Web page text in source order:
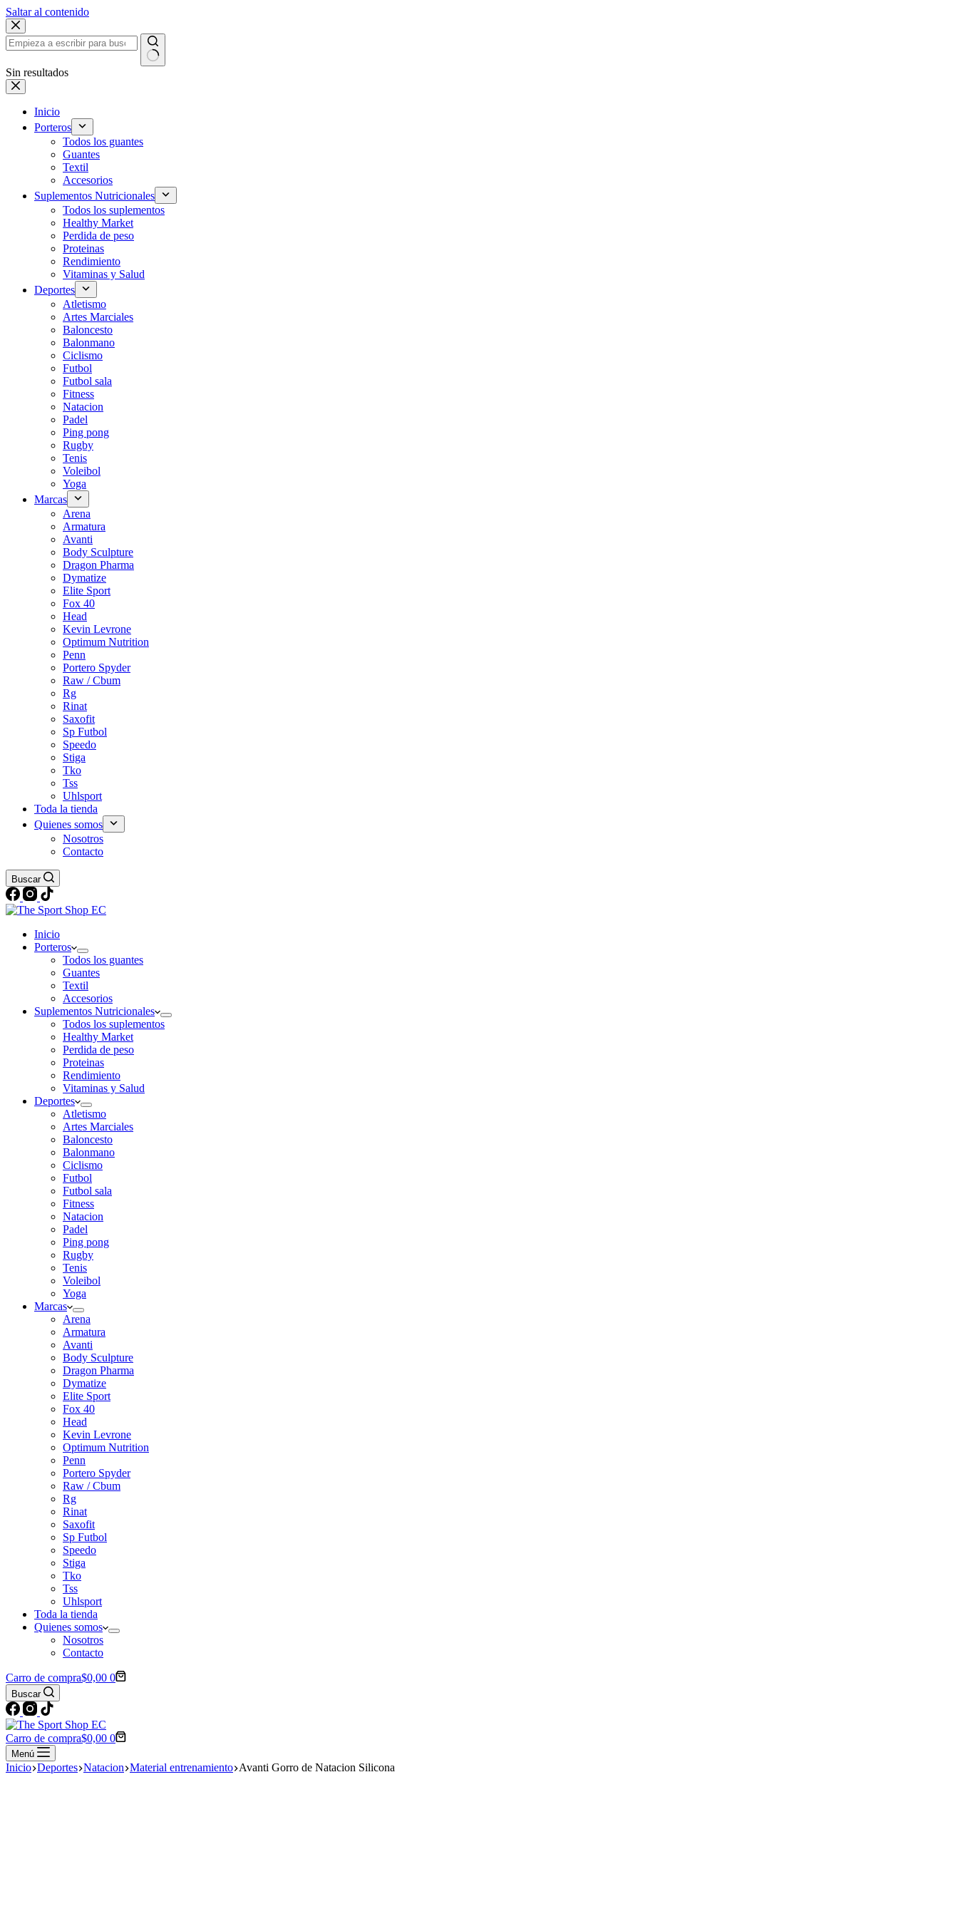
Saltar al contenido
Sin resultados
Inicio
Porteros
Todos los guantes
Guantes
Textil
Accesorios
Suplementos Nutricionales
Todos los suplementos
Healthy Market
Perdida de peso
Proteinas
Rendimiento
Vitaminas y Salud
Deportes
Atletismo
Artes Marciales
Baloncesto
Balonmano
Ciclismo
Futbol
Futbol sala
Fitness
Natacion
Padel
Ping pong
Rugby
Tenis
Voleibol
Yoga
Marcas
Arena
Armatura
Avanti
Body Sculpture
Dragon Pharma
Dymatize
Elite Sport
Fox 40
Head
Kevin Levrone
Optimum Nutrition
Penn
Portero Spyder
Raw / Cbum
Rg
Rinat
Saxofit
Sp Futbol
Speedo
Stiga
Tko
Tss
Uhlsport
Toda la tienda
Quienes somos
Nosotros
Contacto
Buscar
Inicio
Porteros
Todos los guantes
Guantes
Textil
Accesorios
Suplementos Nutricionales
Todos los suplementos
Healthy Market
Perdida de peso
Proteinas
Rendimiento
Vitaminas y Salud
Deportes
Atletismo
Artes Marciales
Baloncesto
Balonmano
Ciclismo
Futbol
Futbol sala
Fitness
Natacion
Padel
Ping pong
Rugby
Tenis
Voleibol
Yoga
Marcas
Arena
Armatura
Avanti
Body Sculpture
Dragon Pharma
Dymatize
Elite Sport
Fox 40
Head
Kevin Levrone
Optimum Nutrition
Penn
Portero Spyder
Raw / Cbum
Rg
Rinat
Saxofit
Sp Futbol
Speedo
Stiga
Tko
Tss
Uhlsport
Toda la tienda
Quienes somos
Nosotros
Contacto
Carro de compra$0,00 0
Buscar
Carro de compra$0,00 0
Menú
Inicio Deportes Natacion Material entrenamiento Avanti Gorro de Natacion Silicona